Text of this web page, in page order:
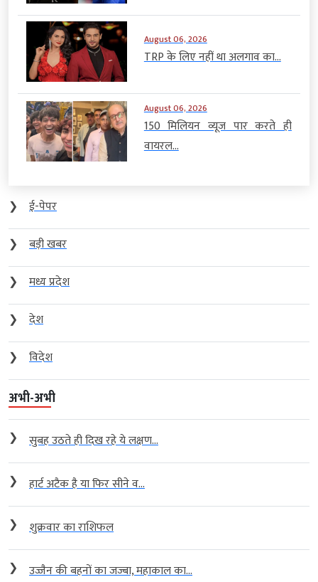
August 06, 2026
TRP के लिए नहीं था अलगाव का...
August 06, 2026
150 मिलियन व्यूज पार करते ही
वायरल...
❯
ई-पेपर
❯
बड़ी खबर
❯
मध्य प्रदेश
❯
देश
❯
विदेश
अभी-अभी
❯ सुबह उठते ही दिख रहे ये लक्षण...
❯ हार्ट अटैक है या फिर सीने व...
❯ शुक्रवार का राशिफल
❯ उज्जैन की बहनों का जज्बा, महाकाल का...